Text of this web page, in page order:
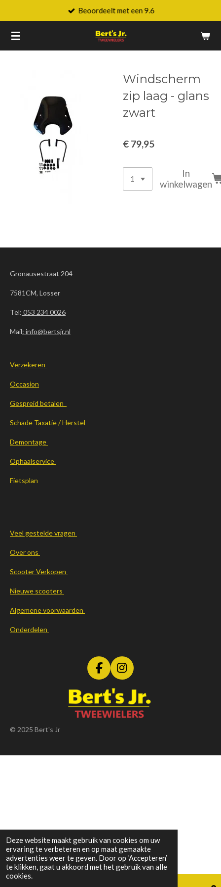
Deze website maakt gebruik van cookies om uw
ervaring te verbeteren en op maat gemaakte
advertenties weer te geven. Door op ‘Accepteren’
te klikken, gaat u akkoord met het gebruik van alle
cookies.
naar
de
Beoordeelt met een 9.6
Windscherm
zip laag - glans
zwart
€ 79,95
In
winkelwagen
Gronausestraat 204
7581CM, Losser
Tel: 053 234 0026
Mail: info@bertsjr.nl
Verzekeren
Occasion
Gespreid betalen
Schade Taxatie / Herstel
Demontage
Ophaalservice
Fietsplan
Veel gestelde vragen
Over ons
Scooter Verkopen
Nieuwe scooters
Algemene voorwaarden
Onderdelen
F
a
c
e
b
I
n
s
t
a
© 2025 Bert's Jr